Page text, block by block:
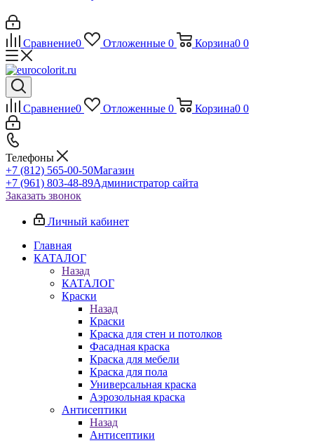
Сравнение0 Отложенные 0 Корзина0 0
Сравнение0 Отложенные 0 Корзина0 0
Телефоны
+7 (812) 565-00-50Магазин
+7 (961) 803-48-89Администратор сайта
Заказать звонок
Личный кабинет
Главная
КАТАЛОГ
Назад
КАТАЛОГ
Краски
Назад
Краски
Краска для стен и потолков
Фасадная краска
Краска для мебели
Краска для пола
Универсальная краска
Аэрозольная краска
Антисептики
Назад
Антисептики